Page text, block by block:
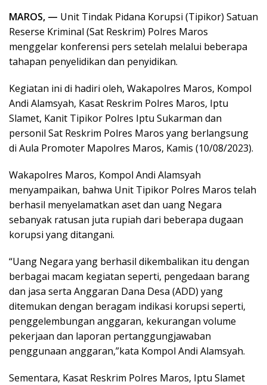
MAROS, — Unit Tindak Pidana Korupsi (Tipikor) Satuan
Reserse Kriminal (Sat Reskrim) Polres Maros
menggelar konferensi pers setelah melalui beberapa
tahapan penyelidikan dan penyidikan.
Kegiatan ini di hadiri oleh, Wakapolres Maros, Kompol
Andi Alamsyah, Kasat Reskrim Polres Maros, Iptu
Slamet, Kanit Tipikor Polres Iptu Sukarman dan
personil Sat Reskrim Polres Maros yang berlangsung
di Aula Promoter Mapolres Maros, Kamis (10/08/2023).
Wakapolres Maros, Kompol Andi Alamsyah
menyampaikan, bahwa Unit Tipikor Polres Maros telah
berhasil menyelamatkan aset dan uang Negara
sebanyak ratusan juta rupiah dari beberapa dugaan
korupsi yang ditangani.
“Uang Negara yang berhasil dikembalikan itu dengan
berbagai macam kegiatan seperti, pengedaan barang
dan jasa serta Anggaran Dana Desa (ADD) yang
ditemukan dengan beragam indikasi korupsi seperti,
penggelembungan anggaran, kekurangan volume
pekerjaan dan laporan pertanggungjawaban
penggunaan anggaran,”kata Kompol Andi Alamsyah.
Sementara, Kasat Reskrim Polres Maros, Iptu Slamet